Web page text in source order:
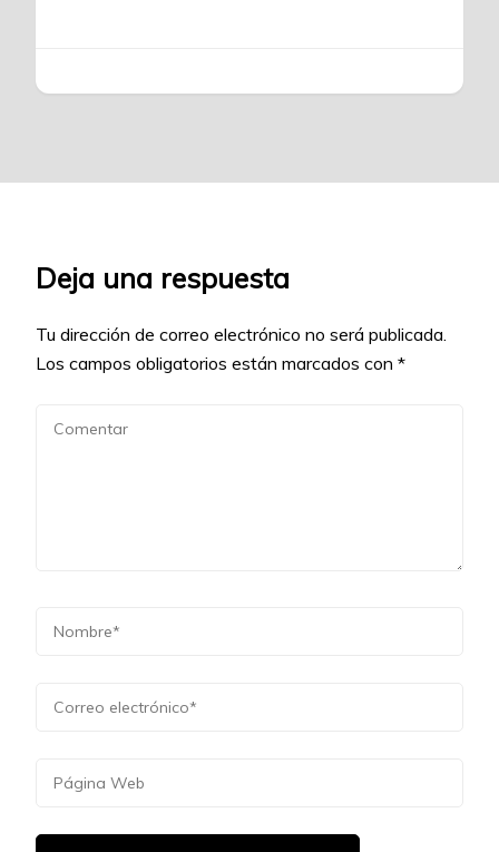
Deja una respuesta
Tu dirección de correo electrónico no será publicada.
Los campos obligatorios están marcados con *